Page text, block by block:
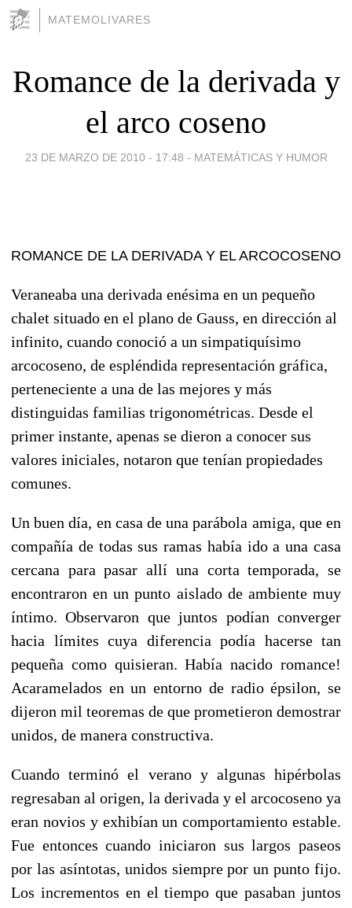
MATEMOLIVARES
Romance de la derivada y
el arco coseno
23 DE MARZO DE 2010 - 17:48 - MATEMÁTICAS Y HUMOR
ROMANCE DE LA DERIVADA Y EL ARCOCOSENO
Veraneaba una derivada enésima en un pequeño
chalet situado en el plano de Gauss, en dirección al
infinito, cuando conoció a un simpatiquísimo
arcocoseno, de espléndida representación gráfica,
perteneciente a una de las mejores y más
distinguidas familias trigonométricas. Desde el
primer instante, apenas se dieron a conocer sus
valores iniciales, notaron que tenían propiedades
comunes.
Un buen día, en casa de una parábola amiga, que en
compañía de todas sus ramas había ido a una casa
cercana para pasar allí una corta temporada, se
encontraron en un punto aislado de ambiente muy
íntimo. Observaron que juntos podían converger
hacia límites cuya diferencia podía hacerse tan
pequeña como quisieran. Había nacido romance!
Acaramelados en un entorno de radio épsilon, se
dijeron mil teoremas de que prometieron demostrar
unidos, de manera constructiva.
Cuando terminó el verano y algunas hipérbolas
regresaban al origen, la derivada y el arcocoseno ya
eran novios y exhibían un comportamiento estable.
Fue entonces cuando iniciaron sus largos paseos
por las asíntotas, unidos siempre por un punto fijo.
Los incrementos en el tiempo que pasaban juntos